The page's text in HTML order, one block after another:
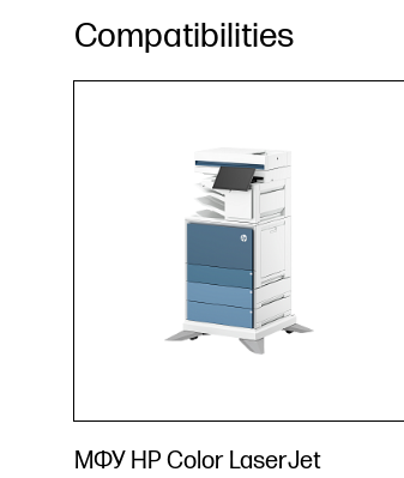
Compatibilities
МФУ HP Color LaserJet